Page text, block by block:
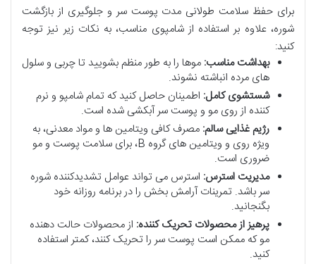
برای حفظ سلامت طولانی مدت پوست سر و جلوگیری از بازگشت
شوره، علاوه بر استفاده از شامپوی مناسب، به نکات زیر نیز توجه
کنید:
بهداشت مناسب: موها را به طور منظم بشویید تا چربی و سلول
های مرده انباشته نشوند.
شستشوی کامل: اطمینان حاصل کنید که تمام شامپو و نرم
کننده از روی مو و پوست سر آبکشی شده است.
رژیم غذایی سالم: مصرف کافی ویتامین ها و مواد معدنی، به
ویژه روی و ویتامین های گروه B، برای سلامت پوست و مو
ضروری است.
مدیریت استرس: استرس می تواند عوامل تشدیدکننده شوره
سر باشد. تمرینات آرامش بخش را در برنامه روزانه خود
بگنجانید.
پرهیز از محصولات تحریک کننده: از محصولات حالت دهنده
مو که ممکن است پوست سر را تحریک کنند، کمتر استفاده
کنید.